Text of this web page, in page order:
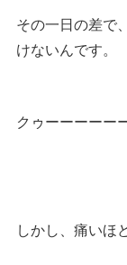
その一日の差で
けないんです。
クゥーーーーー
しかし、痛いほ